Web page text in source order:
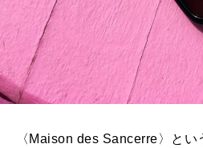
〈Maison des Sancerre〉と